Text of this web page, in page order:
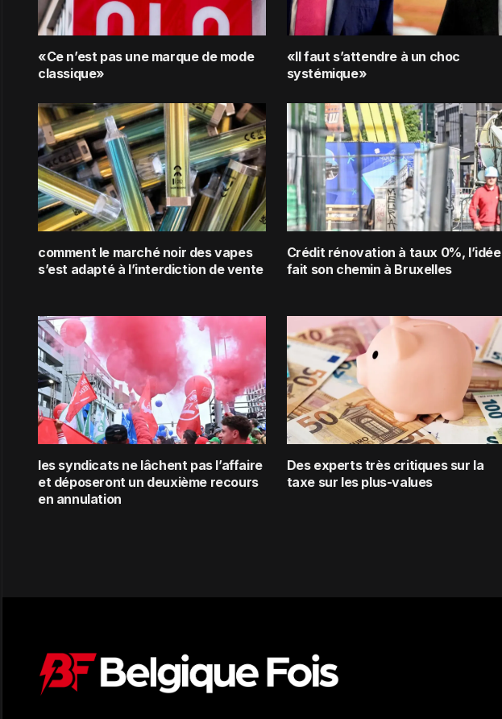
«Ce n’est pas une marque de mode
classique»
«Il faut s’attendre à un choc
systémique»
comment le marché noir des vapes
s’est adapté à l’interdiction de vente
Crédit rénovation à taux 0%, l’idée
fait son chemin à Bruxelles
les syndicats ne lâchent pas l’affaire
et déposeront un deuxième recours
en annulation
Des experts très critiques sur la
taxe sur les plus-values